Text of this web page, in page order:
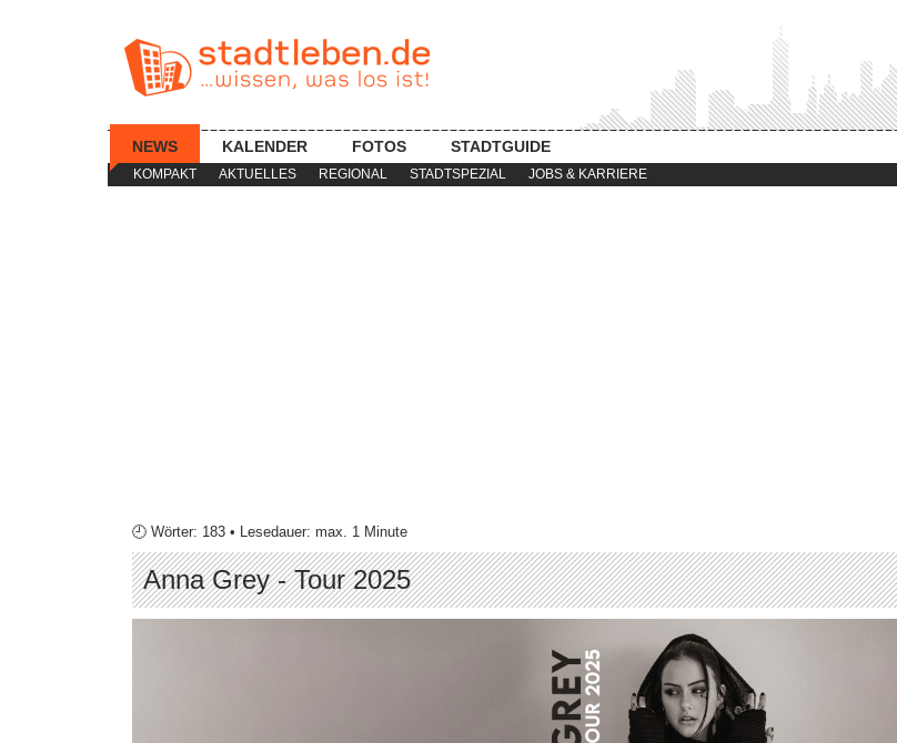
KOMPAKT AKTUELLES REGIONAL STADTSPEZIAL JOBS & KARRIERE
NEWS KALENDER FOTOS STADTGUIDE
🕘 Wörter: 183 • Lesedauer: max. 1 Minute
Anna Grey - Tour 2025